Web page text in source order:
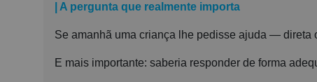
| A pergunta que realmente importa
Se amanhã uma criança lhe pedisse ajuda —
E mais importante: saberia responder de forma